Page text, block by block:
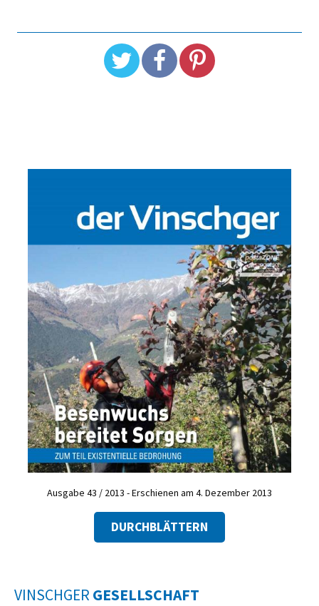
Ausgabe 43 / 2013 - Erschienen am 4. Dezember 2013
DURCHBLÄTTERN
VINSCHGER GESELLSCHAFT